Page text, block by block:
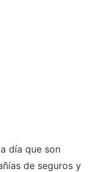
día que son
de seguros y